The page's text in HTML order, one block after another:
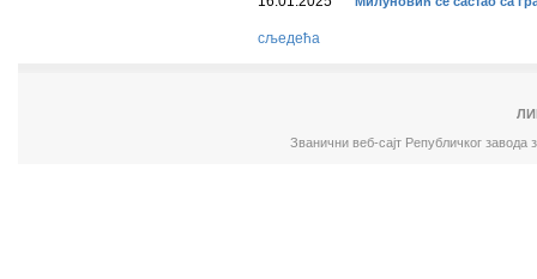
сљедећа
Званични веб-сајт Републичког